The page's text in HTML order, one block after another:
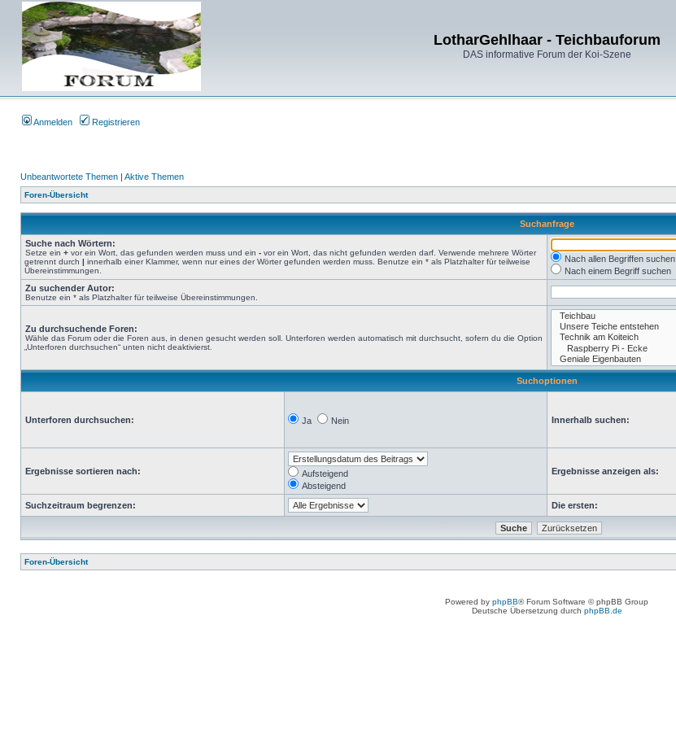
LotharGehlhaar - Teichbauforum
DAS informative Forum der Koi-Szene
Anmelden Registrieren
Unbeantwortete Themen | Aktive Themen
Foren-Übersicht
Suchanfrage
Suche nach Wörtern:
Setze ein + vor ein Wort, das gefunden werden muss und ein - vor ein Wort, das nicht gefunden werden darf. Verwende mehrere Wörter
getrennt durch | innerhalb einer Klammer, wenn nur eines der Wörter gefunden werden muss. Benutze ein * als Platzhalter für teilweise
Übereinstimmungen.
Nach allen Begriffen
Nach einem Begriff suchen
Zu suchender Autor:
Benutze ein * als Platzhalter für teilweise Übereinstimmungen.
Zu durchsuchende Foren:
Wähle das Forum oder die Foren aus, in denen gesucht werden soll. Unterforen werden automatisch mit durchsucht, sofern du die Option
„Unterforen durchsuchen“ unten nicht deaktivierst.
Suchoptionen
Unterforen durchsuchen: Ja Nein Innerhalb suchen:
Ergebnisse sortieren nach:
Aufsteigend
Absteigend
Ergebnisse anzeigen als:
Suchzeitraum begrenzen: Die ersten:
Foren-Übersicht
Powered by phpBB® Forum Software © phpBB Group
Deutsche Übersetzung durch phpBB.de